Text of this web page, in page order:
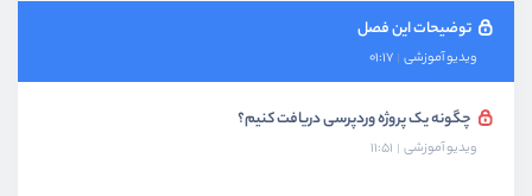
توضیحات این فصل
ویدیو آموزشی 01:17
چگونه یک پروژه وردپرسی دریافت کنیم؟
ویدیو آموزشی 11:51